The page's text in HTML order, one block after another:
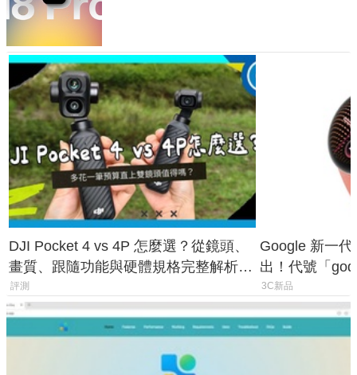
DJI Pocket 4 vs 4P 怎麼選？從鏡頭、
畫質、跟隨功能與硬體規格完整解析，
一次看懂兩台差異
評測
Google 新一
出！代號「
鎖定 AI 應用
3C新品